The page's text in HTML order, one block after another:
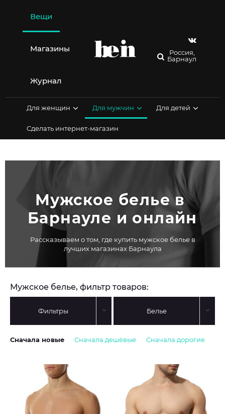
содержимому
Вещи
Магазины
Журнал
Россия,
Барнаул
Для женщин Для мужчин Для детей
Сделать интернет-магазин
Мужское белье в
Барнауле и онлайн
Рассказываем о том, где купить мужское белье в
лучших магазинах Барнаула
Мужское белье, фильтр товаров:
Фильтры Белье
Сначала новые Сначала дешёвые Сначала дорогие